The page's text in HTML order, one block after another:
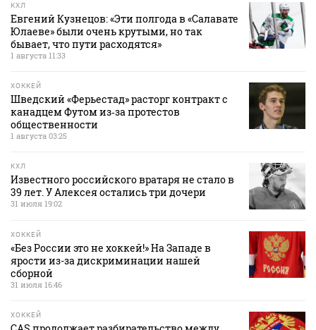
КХЛ
Евгений Кузнецов: «Эти полгода в «Салавате
Юлаеве» были очень крутыми, но так
бывает, что пути расходятся»
1 августа 11:33
ХОККЕЙ
Шведский «Ферьестад» расторг контракт с
канадцем Футом из‑за протестов
общественности
1 августа 03:25
КХЛ
Известного российского вратаря не стало в
39 лет. У Алексея остались три дочери
31 июля 19:02
ХОККЕЙ
«Без России это не хоккей!» На Западе в
ярости из-за дискриминации нашей
сборной
31 июля 16:46
ХОККЕЙ